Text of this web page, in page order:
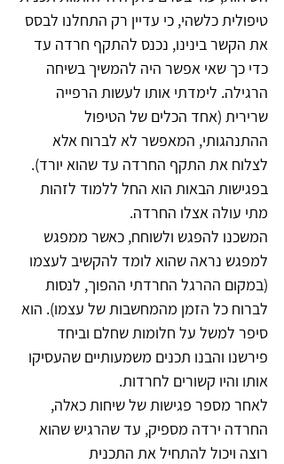
טיפולית כלשהי, כי עדיין רק התחלנו לבסס
את הקשר בינינו, נכנס להתקף חרדה עד
כדי כך שאי אפשר היה להמשיך בשיחה
הרגילה. לימדתי אותו לעשות הרפייה
שרירית (אחד הכלים של הטיפול
ההתנהגותי, המאפשר לא לברוח אלא
לצלוח את התקף החרדה עד שהוא יורד).
בפגישות הבאות הוא החל ללמוד לזהות
מתי עולה אצלו החרדה.
המשכנו להפגש ולשוחח, כאשר ממפגש
למפגש נראה שהוא לומד להקשיב לעצמו
(במקום ההרגל החרדתי ההפוך, לנסות
לברוח כל הזמן מהמחשבות של עצמו). הוא
סיפר למשל על חלומות שחלם וביחד
פירשנו והבנו תכנים משמעותיים שהעסיקו
אותו והיו קשורים לחרדות.
לאחר מספר פגישות של שיחות כאלה,
החרדה ירדה מספיק, עד שהרגיש שהוא
רוצה ויכול להתחיל את התכנית